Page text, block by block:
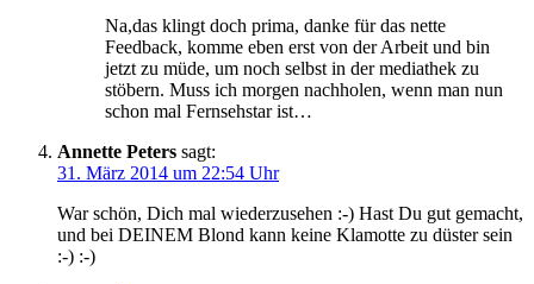
Na,das klingt doch prima, danke für das nette
Feedback, komme eben erst von der Arbeit und bin
jetzt zu müde, um noch selbst in der mediathek zu
stöbern. Muss ich morgen nachholen, wenn man nun
schon mal Fernsehstar ist…
Annette Peters sagt:
31. März 2014 um 22:54 Uhr
War schön, Dich mal wiederzusehen :-) Hast Du gut gemacht,
und bei DEINEM Blond kann keine Klamotte zu düster sein
:-) :-)